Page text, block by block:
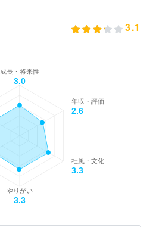
3.1
成長・将来性
3.0
年収・評価
2.6
社風・文化
3.3
やりがい
3.3